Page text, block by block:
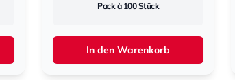
Pack à 100 Stück
In den Warenkorb